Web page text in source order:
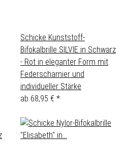
Schicke Kunststoff-
Bifokalbrille SILVIE in Schwarz
- Rot in eleganter Form mit
Federscharnier und
individueller Stärke
ab 68,95 € *